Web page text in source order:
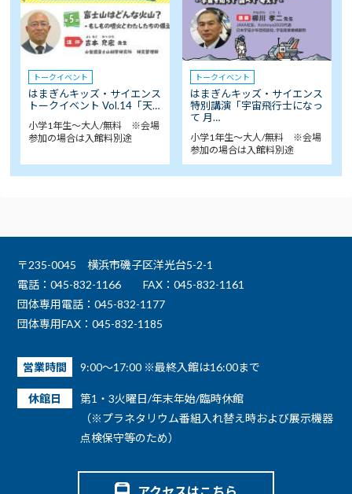
トークイベント
はまぎんキッズ・サイエンス
トークイベント Vol.14「天…
小学1年生～大人/無料 ※会場
参加の場合は入館料別途
トークイベント
はまぎんキッズ・サイエンス
特別講演「宇宙飛行士になっ
て 月…
小学1年生～大人/無料 ※会場
参加の場合は入館料別途
〒235-0045 横浜市磯子区洋光台5-2-1
電話：045-832-1166
FAX：045-832-1161
団体専用電話：045-832-1177
団体専用FAX：045-832-1185
営業時間 9:00～17:00 ※最終入館は16:00まで
休館日
第1・3火曜日/年末年始/臨時休館
（※プラネタリウム番組入れ替え時および展示機器
点検保守等のため）